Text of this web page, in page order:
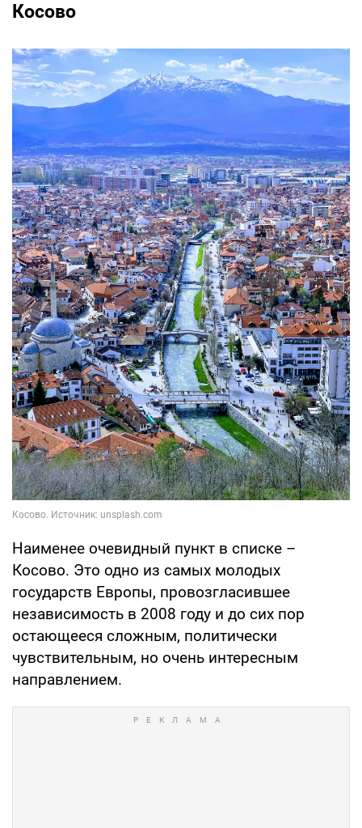
Косово
Наименее очевидный пункт в списке –
Косово. Это одно из самых молодых
государств Европы, провозгласившее
независимость в 2008 году и до сих пор
остающееся сложным, политически
чувствительным, но очень интересным
направлением.